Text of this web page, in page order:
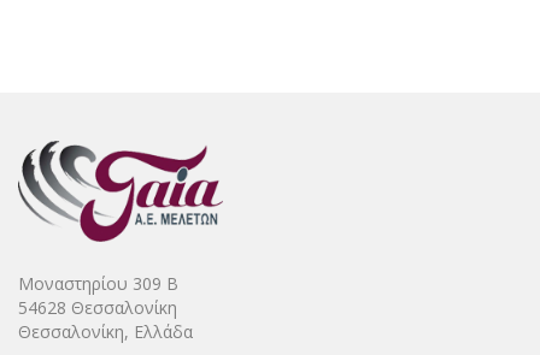
Μοναστηρίου 309 Β
54628 Θεσσαλονίκη
Θεσσαλονίκη, Ελλάδα